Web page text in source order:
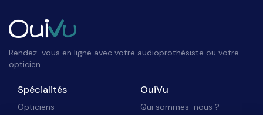
Rendez-vous en ligne avec votre audioprothésiste ou votre
opticien.
Spécialités
Opticiens
OuiVu
Qui sommes-nous ?